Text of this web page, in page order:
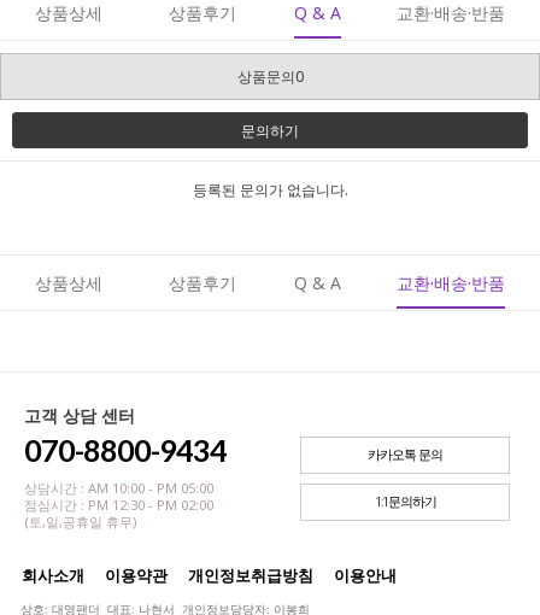
상품상세 상품후기 Q & A 교환·배송·반품
상품문의0
문의하기
등록된 문의가 없습니다.
상품상세 상품후기 Q & A 교환·배송·반품
고객 상담 센터
070-8800-9434
상담시간 : AM 10:00 - PM 05:00
점심시간 : PM 12:30 - PM 02:00
(토,일,공휴일 휴무)
카카오톡 문의
1:1문의하기
회사소개 이용약관 개인정보취급방침 이용안내
상호: 대영팬더 대표: 나현서 개인정보담당자: 이봉희